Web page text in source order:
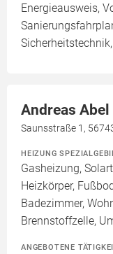
Energieausweis,
Andreas
Saunsstraße 1,
HEIZUNG
Gasheizung,
Heizkörper,
Badezimmer,
Brennstoffzelle,
ANGEBOTENE